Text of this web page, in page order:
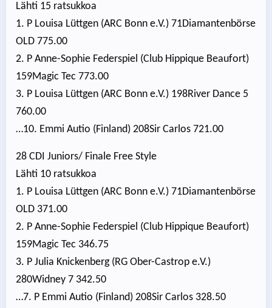
Lähti 15 ratsukkoa
1. P Louisa Lüttgen (ARC Bonn e.V.) 71Diamantenbörse
OLD 775.00
2. P Anne-Sophie Federspiel (Club Hippique Beaufort)
159Magic Tec 773.00
3. P Louisa Lüttgen (ARC Bonn e.V.) 198River Dance 5
760.00
…10. Emmi Autio (Finland) 208Sir Carlos 721.00
28 CDI Juniors/ Finale Free Style
Lähti 10 ratsukkoa
1. P Louisa Lüttgen (ARC Bonn e.V.) 71Diamantenbörse
OLD 371.00
2. P Anne-Sophie Federspiel (Club Hippique Beaufort)
159Magic Tec 346.75
3. P Julia Knickenberg (RG Ober-Castrop e.V.)
280Widney 7 342.50
…7. P Emmi Autio (Finland) 208Sir Carlos 328.50